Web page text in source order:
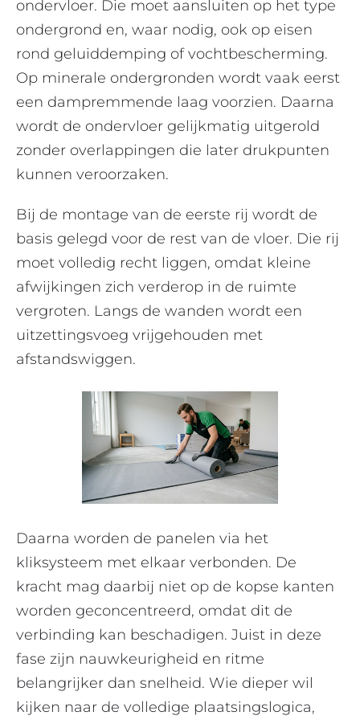
ondervloer. Die moet aansluiten op het type
ondergrond en, waar nodig, ook op eisen
rond geluiddemping of vochtbescherming.
Op minerale ondergronden wordt vaak eerst
een dampremmende laag voorzien. Daarna
wordt de ondervloer gelijkmatig uitgerold
zonder overlappingen die later drukpunten
kunnen veroorzaken.
Bij de montage van de eerste rij wordt de
basis gelegd voor de rest van de vloer. Die rij
moet volledig recht liggen, omdat kleine
afwijkingen zich verderop in de ruimte
vergroten. Langs de wanden wordt een
uitzettingsvoeg vrijgehouden met
afstandswiggen.
Daarna worden de panelen via het
kliksysteem met elkaar verbonden. De
kracht mag daarbij niet op de kopse kanten
worden geconcentreerd, omdat dit de
verbinding kan beschadigen. Juist in deze
fase zijn nauwkeurigheid en ritme
belangrijker dan snelheid. Wie dieper wil
kijken naar de volledige plaatsingslogica,